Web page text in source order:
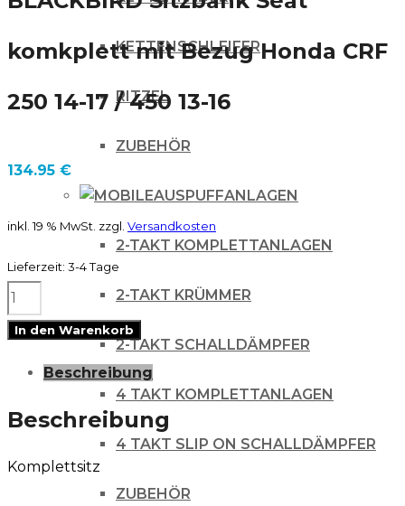
KETTENSCHLEIFER
RITZEL
ZUBEHÖR
AUSPUFFANLAGEN
2-TAKT KOMPLETTANLAGEN
2-TAKT KRÜMMER
2-TAKT SCHALLDÄMPFER
4 TAKT KOMPLETTANLAGEN
4 TAKT SLIP ON SCHALLDÄMPFER
ZUBEHÖR
komkplett mit Bezug Honda CRF
250 14-17 / 450 13-16
134.95 €
inkl. 19 % MwSt. zzgl. Versandkosten
Lieferzeit: 3-4 Tage
BLACKBIRD
Sitzbank
komkplett
mit
Honda
In den Warenkorb
Beschreibung
Beschreibung
Komplettsitz